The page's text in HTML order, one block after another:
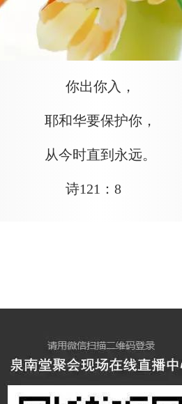
你出你入，
耶和华要保护你，
从今时直到永远。
诗121：8